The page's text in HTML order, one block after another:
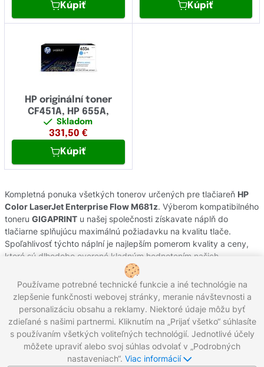
Kúpiť
Kúpiť
HP originální toner
CF451A, HP 655A,
Skladom
331,50 €
Kúpiť
Kompletná ponuka všetkých tonerov určených pre tlačiareň HP
Color LaserJet Enterprise Flow M681z. Výberom kompatibilného
toneru GIGAPRINT u našej společnosti získavate náplň do
tlačiarne splňujúcu maximálnú požiadavku na kvalitu tlače.
Spoľahlivosť týchto náplní je najlepším pomerom kvality a ceny,
ktoré sú dlhodobo overené kladným hodnotením našich
zákazníkov. Originálne tonery od výrobcov
oficiálnej slovenskej distribúcie s garanciou pôvodu. Potrebujete
poradiť s výberom náplní do Vašej tlačiarne, kontaktujte náš
zákaznícky servis, kde Vám radi pomôžeme.
Zavolajte nám: 0221 000 012 Pracovné dni 8:00 - 16:30
Používame potrebné technické funkcie a iné technológie na
zlepšenie funkčnosti webovej stránky, meranie návštevnosti a
personalizáciu obsahu a reklamy. Niektoré údaje môžu byť
zdieľané s našimi partnermi. Kliknutím na „Prijať všetko“ súhlasíte
s používaním všetkých voliteľných technológií. Jednotlivé účely
môžete upraviť alebo svoj súhlas odvolať v „Podrobných
nastaveniach“. Viac informácií